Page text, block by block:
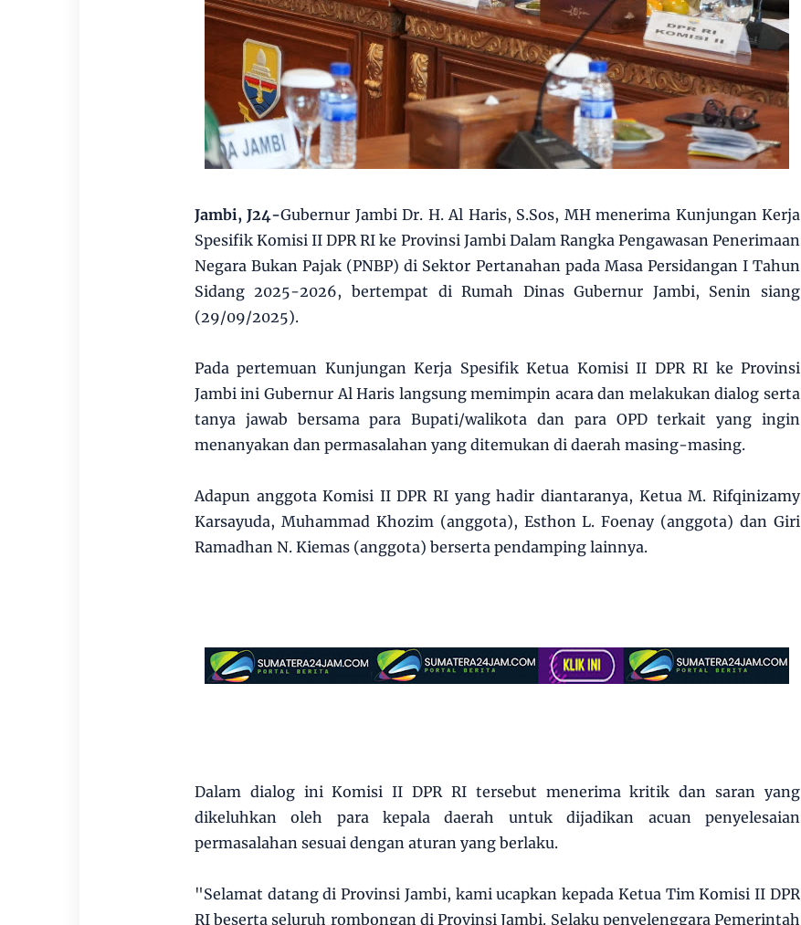
Jambi, J24-Gubernur Jambi Dr. H. Al Haris, S.Sos, MH menerima Kunjungan Kerja
Spesifik Komisi II DPR RI ke Provinsi Jambi Dalam Rangka Pengawasan Penerimaan
Negara Bukan Pajak (PNBP) di Sektor Pertanahan pada Masa Persidangan I Tahun
Sidang 2025-2026, bertempat di Rumah Dinas Gubernur Jambi, Senin siang
(29/09/2025).
Pada pertemuan Kunjungan Kerja Spesifik Ketua Komisi II DPR RI ke Provinsi
Jambi ini Gubernur Al Haris langsung memimpin acara dan melakukan dialog serta
tanya jawab bersama para Bupati/walikota dan para OPD terkait yang ingin
menanyakan dan permasalahan yang ditemukan di daerah masing-masing.
Adapun anggota Komisi II DPR RI yang hadir diantaranya, Ketua M. Rifqinizamy
Karsayuda, Muhammad Khozim (anggota), Esthon L. Foenay (anggota) dan Giri
Ramadhan N. Kiemas (anggota) berserta pendamping lainnya.
Dalam dialog ini Komisi II DPR RI tersebut menerima kritik dan saran yang
dikeluhkan oleh para kepala daerah untuk dijadikan acuan penyelesaian
permasalahan sesuai dengan aturan yang berlaku.
"Selamat datang di Provinsi Jambi, kami ucapkan kepada Ketua Tim Komisi II DPR
RI beserta seluruh rombongan di Provinsi Jambi. Selaku penyelenggara Pemerintah